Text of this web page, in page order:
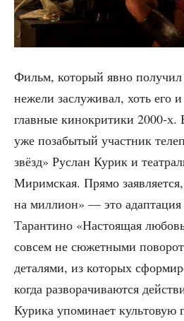
Фильм, кото­рый явно
неже­ли заслу­жи­вал, хоть его
глав­ные кино­кри­ти­ки
уже поза­бы­тый участ­ник
звёзд» Рус­лан Курик и
Мирим­ская. Пря­мо
на мил­ли­он» — это
Таран­ти­но «Насто­я­щая
совсем не сюжет­ны­ми
дета­ля­ми, из кото­рых
когда раз­во­ра­чи­ва­ют­ся
Кури­ка упо­ми­на­ет